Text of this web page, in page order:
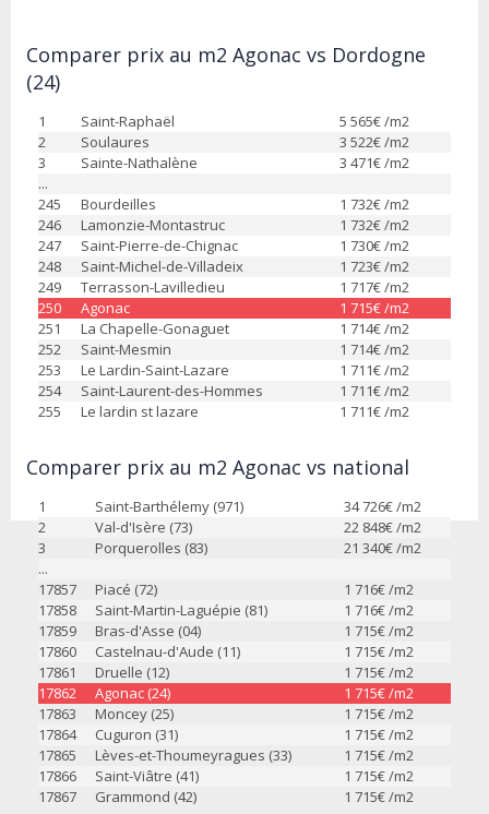
Comparer prix au m2 Agonac vs Dordogne
(24)
1 Saint-Raphaël 5 565€ /m2
2
Soulaures 3 522€ /m2
3
Sainte-Nathalène 3 471€ /m2
...
245
Bourdeilles 1 732€ /m2
246
Lamonzie-Montastruc 1 732€ /m2
247
Saint-Pierre-de-Chignac 1 730€ /m2
248
Saint-Michel-de-Villadeix 1 723€ /m2
249
Terrasson-Lavilledieu 1 717€ /m2
250
Agonac 1 715€ /m2
251
La Chapelle-Gonaguet 1 714€ /m2
252
Saint-Mesmin 1 714€ /m2
253
Le Lardin-Saint-Lazare 1 711€ /m2
254
Saint-Laurent-des-Hommes 1 711€ /m2
255
Le lardin st lazare 1 711€ /m2
Comparer prix au m2 Agonac vs national
1 Saint-Barthélemy (971) 34 726€ /m2
2
Val-d'Isère (73) 22 848€ /m2
3
Porquerolles (83) 21 340€ /m2
...
17857
Piacé (72) 1 716€ /m2
17858
Saint-Martin-Laguépie (81) 1 716€ /m2
17859
Bras-d'Asse (04) 1 715€ /m2
17860
Castelnau-d'Aude (11) 1 715€ /m2
17861
Druelle (12) 1 715€ /m2
17862
Agonac (24) 1 715€ /m2
17863
Moncey (25) 1 715€ /m2
17864
Cuguron (31) 1 715€ /m2
17865
Lèves-et-Thoumeyragues (33) 1 715€ /m2
17866
Saint-Viâtre (41) 1 715€ /m2
17867
Grammond (42) 1 715€ /m2